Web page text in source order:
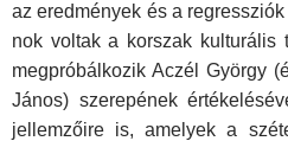
az eredmények és a
nok voltak a korszak kulturális
megpróbálkozik Aczél György
János) szerepének
jellemzőire is, amelyek a